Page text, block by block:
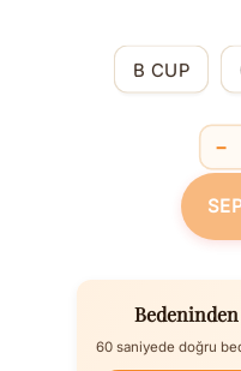
B CUP
−
60 saniyede doğru